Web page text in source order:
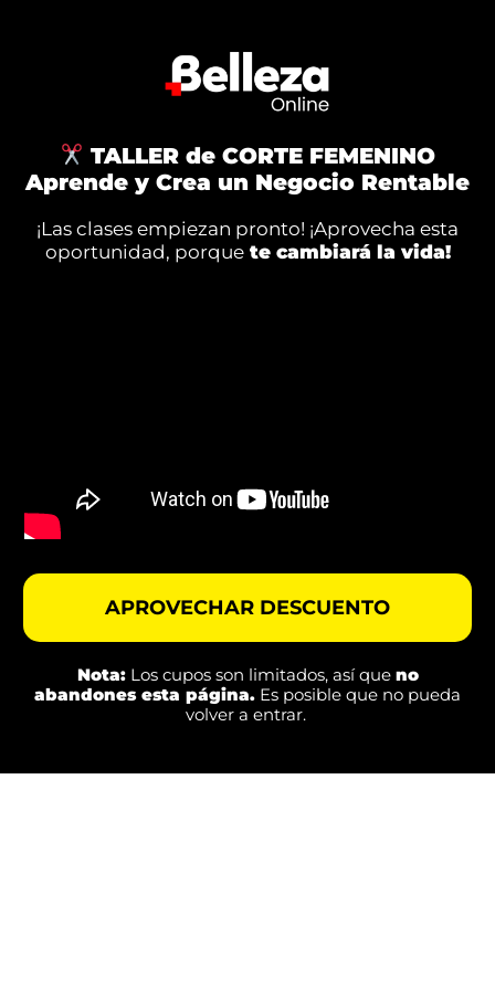
TALLER de CORTE FEMENINO
Aprende y Crea un Negocio Rentable
¡Las clases empiezan pronto! ¡Aprovecha esta
oportunidad, porque te cambiará la vida!
APROVECHAR DESCUENTO
Nota:Los cupos son limitados, así que no
abandones esta página. Es posible que no pueda
volver a entrar.